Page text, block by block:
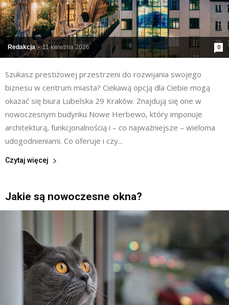
Redakcja - 11 kwietnia 2026 0
Szukasz prestiżowej przestrzeni do rozwijania swojego
biznesu w centrum miasta? Ciekawą opcją dla Ciebie mogą
okazać się biura Lubelska 29 Kraków. Znajdują się one w
nowoczesnym budynku Nowe Herbewo, który imponuje
architekturą, funkcjonalnością i – co najważniejsze – wieloma
udogodnieniami. Co oferuje i czy...
Czytaj więcej
Jakie są nowoczesne okna?